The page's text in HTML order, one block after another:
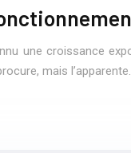
une croissance
mais l’apparente…